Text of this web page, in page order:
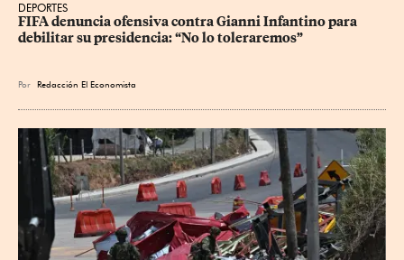
DEPORTES
FIFA denuncia ofensiva contra Gianni Infantino para
debilitar su presidencia: “No lo toleraremos”
Por Redacción El Economista